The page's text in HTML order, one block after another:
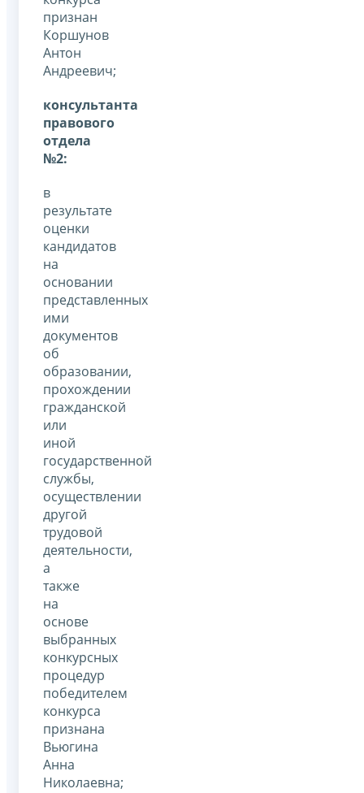
признан
Коршунов
Антон
Андреевич;
консультанта
правового
отдела
№2:
в
результате
оценки
кандидатов
на
основании
представленных
ими
документов
об
образовании,
прохождении
гражданской
или
иной
государственной
службы,
осуществлении
другой
трудовой
деятельности,
а
также
на
основе
выбранных
конкурсных
процедур
победителем
конкурса
признана
Вьюгина
Анна
Николаевна;